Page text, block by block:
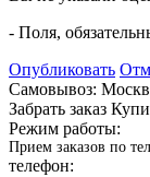
- Поля,
Опубликовать
Самовывоз:
Забрать заказ
Режим работы:
Прием заказов по
телефон: